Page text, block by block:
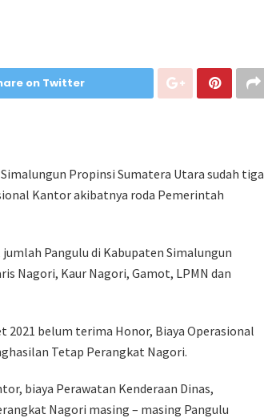
on Twitter
Propinsi Sumatera Utara sudah tiga
Kantor akibatnya roda Pemerintah
Pangulu di Kabupaten Simalungun
Nagori, Kaur Nagori, Gamot, LPMN dan
2021 belum terima Honor, Biaya Operasional
Tetap Perangkat Nagori.
biaya Perawatan Kenderaan Dinas,
Nagori masing – masing Pangulu